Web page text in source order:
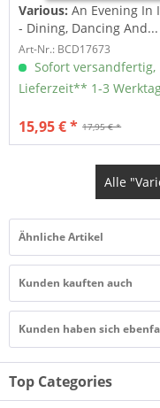
Various: An Evening In
- Dining, Dancing And...
Art-Nr.: BCD17673
Sofort versandfertig,
Lieferzeit** 1-3
17,95 € *
15,95 € *
Alle
Ähnliche Artikel
Kunden kauften auch
Kunden haben sich
Top Categories